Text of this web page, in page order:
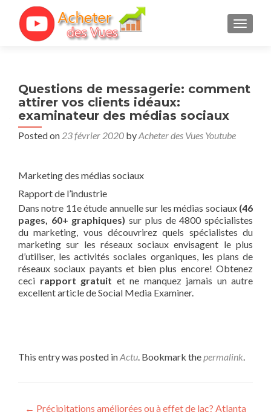
Questions de messagerie: comment
attirer vos clients idéaux:
examinateur des médias sociaux
Posted on 23 février 2020 byAcheter des Vues Youtube
Marketing des médias sociaux
Rapport de l’industrie
Dans notre 11e étude annuelle sur les médias sociaux (46
pages, 60+ graphiques) sur plus de 4800 spécialistes
du marketing, vous découvrirez quels spécialistes du
marketing sur les réseaux sociaux envisagent le plus
d’utiliser, les activités sociales organiques, les plans de
réseaux sociaux payants et bien plus encore! Obtenez
ceci rapport gratuit et ne manquez jamais un autre
excellent article de Social Media Examiner.
This entry was posted inActu. Bookmark thepermalink.
← Précipitations améliorées ou à effet de lac? Atlanta